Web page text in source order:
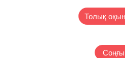
Толық
Соңғы